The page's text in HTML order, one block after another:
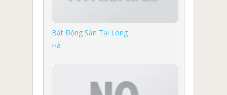
Bất Động Sản Tại Long
Hà